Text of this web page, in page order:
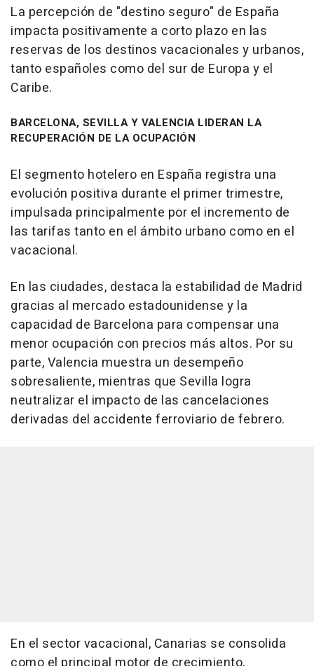
La percepción de "destino seguro" de España
impacta positivamente a corto plazo en las
reservas de los destinos vacacionales y urbanos,
tanto españoles como del sur de Europa y el
Caribe.
BARCELONA, SEVILLA Y VALENCIA LIDERAN LA
RECUPERACIÓN DE LA OCUPACIÓN
El segmento hotelero en España registra una
evolución positiva durante el primer trimestre,
impulsada principalmente por el incremento de
las tarifas tanto en el ámbito urbano como en el
vacacional.
En las ciudades, destaca la estabilidad de Madrid
gracias al mercado estadounidense y la
capacidad de Barcelona para compensar una
menor ocupación con precios más altos. Por su
parte, Valencia muestra un desempeño
sobresaliente, mientras que Sevilla logra
neutralizar el impacto de las cancelaciones
derivadas del accidente ferroviario de febrero.
En el sector vacacional, Canarias se consolida